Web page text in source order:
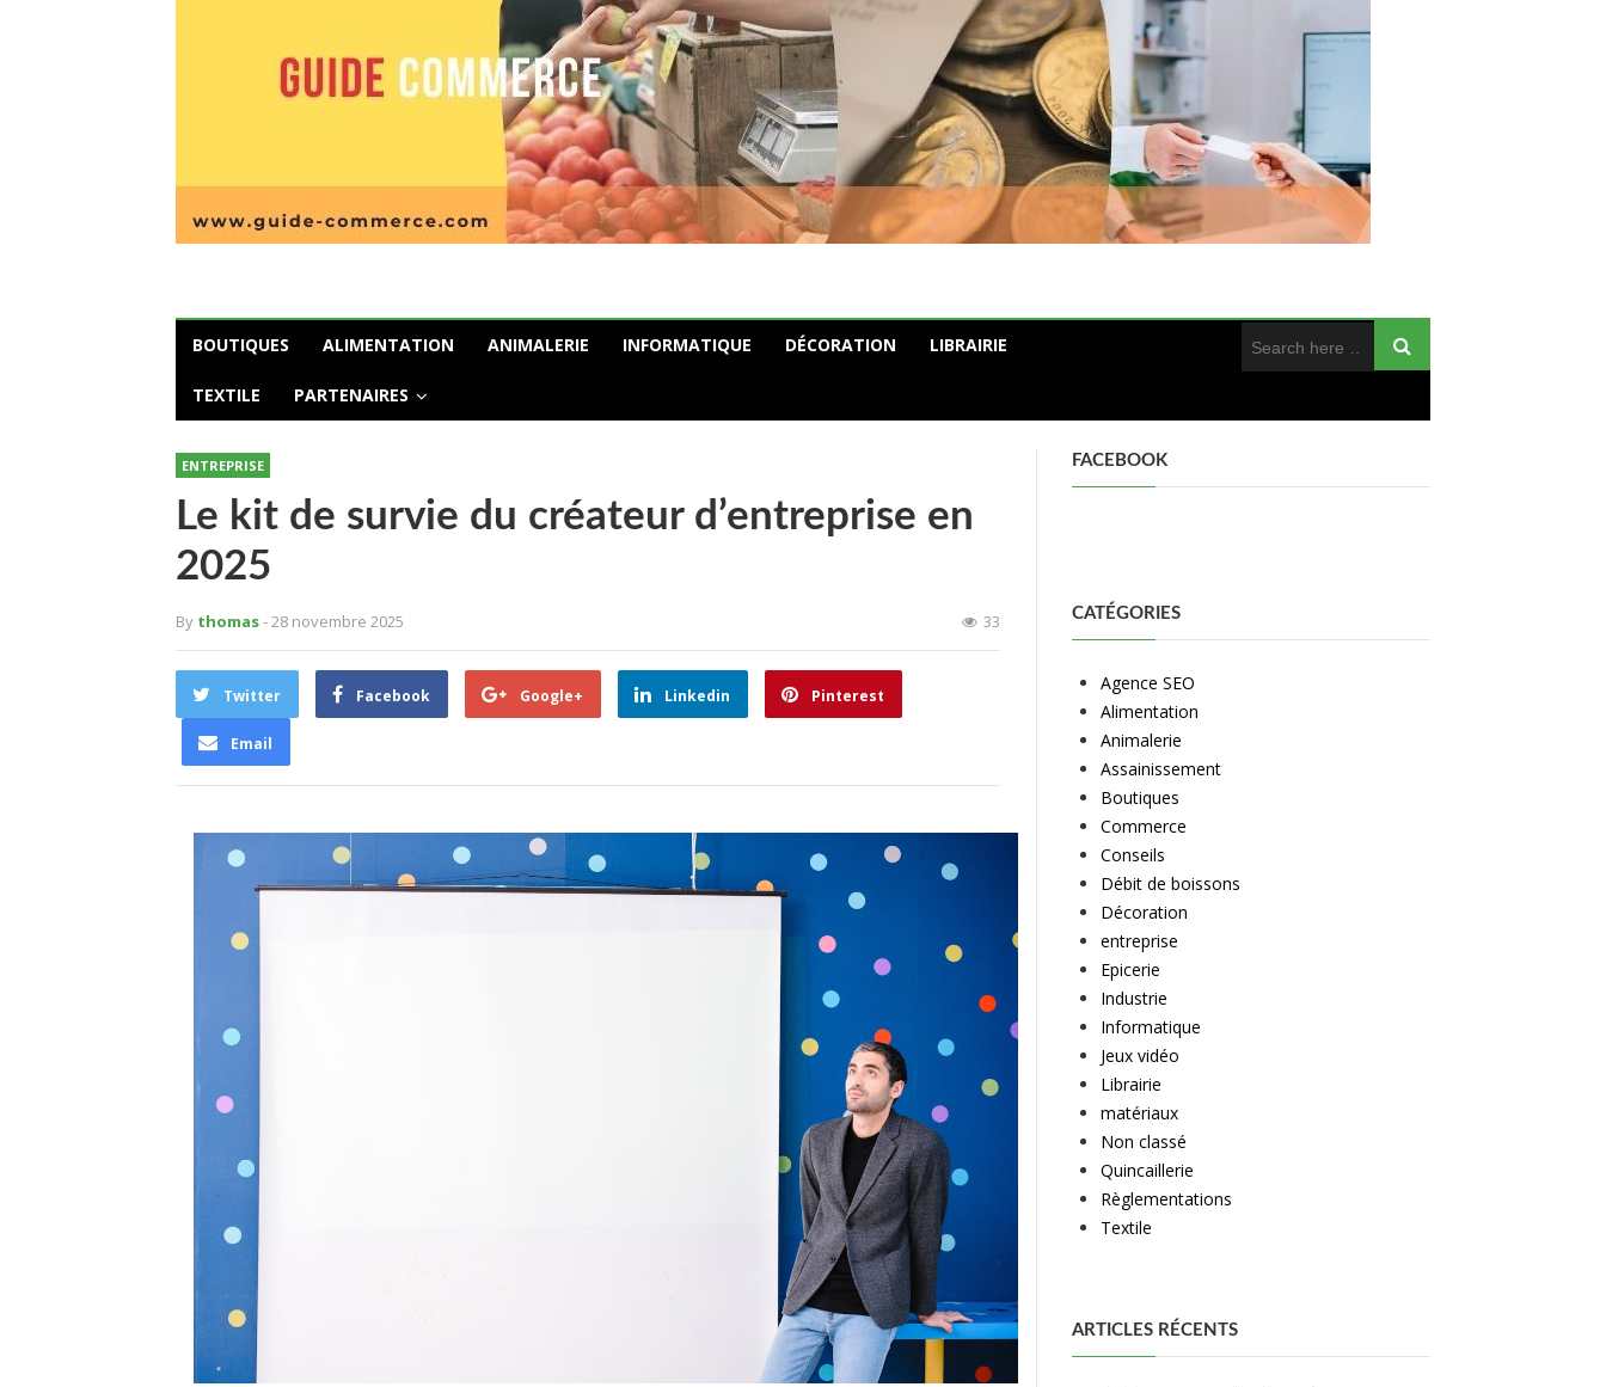
BOUTIQUES ALIMENTATION ANIMALERIE INFORMATIQUE DÉCORATION LIBRAIRIE
TEXTILE PARTENAIRES
ENTREPRISE
Le kit de survie du créateur d’entreprise en
2025
By thomas- 28 novembre 2025 33
Twitter Facebook Google+ Linkedin Pinterest
Email
FACEBOOK
CATÉGORIES
Agence SEO
Alimentation
Animalerie
Assainissement
Boutiques
Commerce
Conseils
Débit de boissons
Décoration
entreprise
Epicerie
Industrie
Informatique
Jeux vidéo
Librairie
matériaux
Non classé
Quincaillerie
Règlementations
Textile
ARTICLES RÉCENTS